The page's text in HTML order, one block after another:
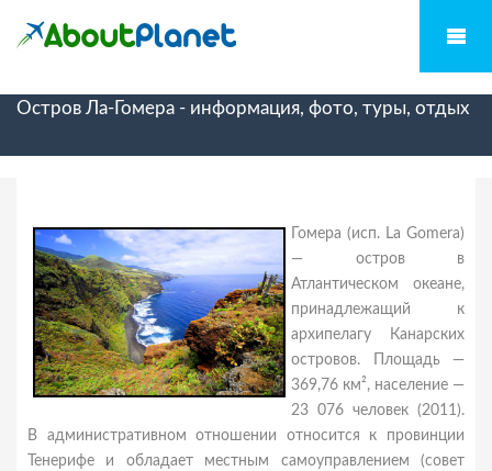
Остров Ла-Гомера - информация, фото, туры, отдых
Гомера (исп. La Gomera)
— остров в
Атлантическом океане,
принадлежащий к
архипелагу Канарских
островов. Площадь —
369,76 км², население —
23 076 человек (2011).
В административном отношении относится к провинции
Тенерифе и обладает местным самоуправлением (совет